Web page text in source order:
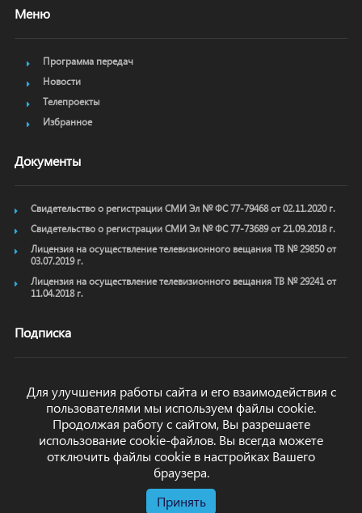
Меню
Программа передач
Новости
Телепроекты
Избранное
Документы
Свидетельство о регистрации СМИ Эл № ФС 77-79468 от 02.11.2020 г.
Свидетельство о регистрации СМИ Эл № ФС 77-73689 от 21.09.2018 г.
Лицензия на осуществление телевизионного вещания ТВ № 29850 от
03.07.2019 г.
Лицензия на осуществление телевизионного вещания ТВ № 29241 от
11.04.2018 г.
Подписка
ОТПРАВИТЬ
. Все права защищены.
Для улучшения работы сайта и его взаимодействия с
пользователями мы используем файлы cookie.
Продолжая работу с сайтом, Вы разрешаете
использование cookie-файлов. Вы всегда можете
отключить файлы cookie в настройках Вашего
браузера.
Принять